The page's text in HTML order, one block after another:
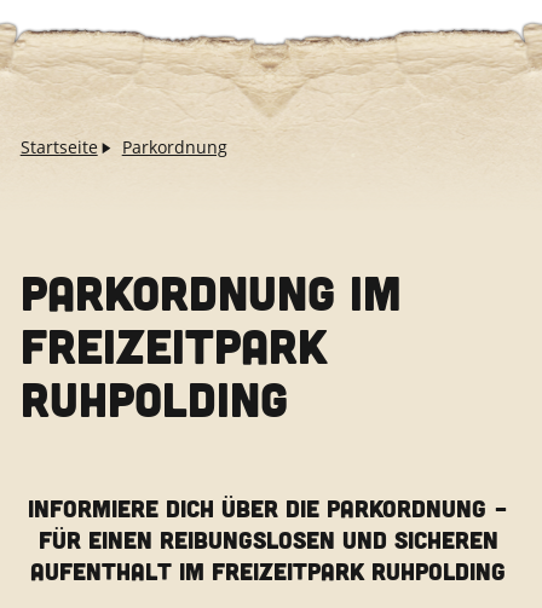
Startseite Parkordnung
PARKORDNUNG IM
FREIZEITPARK
RUHPOLDING
INFORMIERE DICH ÜBER DIE PARKORDNUNG –
FÜR EINEN REIBUNGSLOSEN UND SICHEREN
AUFENTHALT IM FREIZEITPARK RUHPOLDING